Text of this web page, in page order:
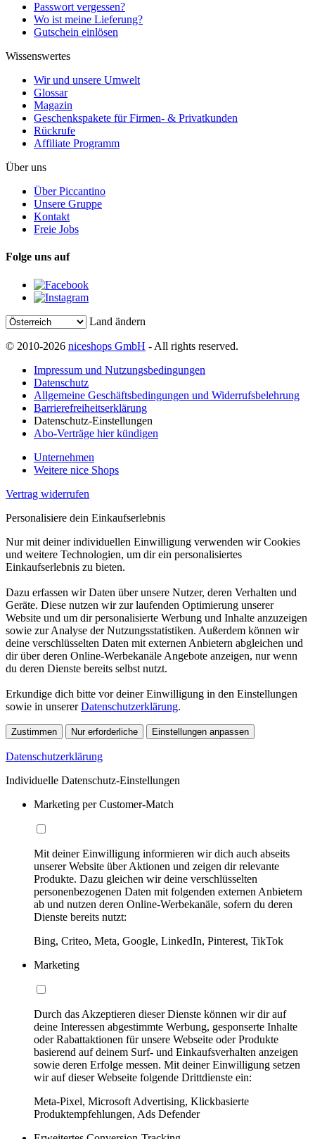
Passwort vergessen?
Wo ist meine Lieferung?
Gutschein einlösen
Wissenswertes
Wir und unsere Umwelt
Glossar
Magazin
Geschenkspakete für Firmen- & Privatkunden
Rückrufe
Affiliate Programm
Über uns
Über Piccantino
Unsere Gruppe
Kontakt
Freie Jobs
Folge uns auf
Land ändern
© 2010-2026 niceshops GmbH - All rights reserved.
Impressum und Nutzungsbedingungen
Datenschutz
Allgemeine Geschäftsbedingungen und Widerrufsbelehrung
Barrierefreiheitserklärung
Datenschutz-Einstellungen
Abo-Verträge hier kündigen
Unternehmen
Weitere nice Shops
Vertrag widerrufen
Personalisiere dein Einkaufserlebnis
Nur mit deiner individuellen Einwilligung verwenden wir Cookies
und weitere Technologien, um dir ein personalisiertes
Einkaufserlebnis zu bieten.
Dazu erfassen wir Daten über unsere Nutzer, deren Verhalten und
Geräte. Diese nutzen wir zur laufenden Optimierung unserer
Website und um dir personalisierte Werbung und Inhalte anzuzeigen
sowie zur Analyse der Nutzungsstatistiken. Außerdem können wir
deine verschlüsselten Daten mit externen Anbietern abgleichen und
dir über deren Online-Werbekanäle Angebote anzeigen, nur wenn
du deren Dienste bereits selbst nutzt.
Erkundige dich bitte vor deiner Einwilligung in den Einstellungen
sowie in unsererDatenschutzerklärung.
Zustimmen Nur erforderliche Einstellungen anpassen
Datenschutzerklärung
Individuelle Datenschutz-Einstellungen
Marketing per Customer-Match
Mit deiner Einwilligung informieren wir dich auch abseits
unserer Website über Aktionen und zeigen dir relevante
Produkte. Dazu gleichen wir deine verschlüsselten
personenbezogenen Daten mit folgenden externen Anbietern
ab und nutzen deren Online-Werbekanäle, sofern du deren
Dienste bereits nutzt:
Bing, Criteo, Meta, Google, LinkedIn, Pinterest, TikTok
Marketing
Durch das Akzeptieren dieser Dienste können wir dir auf
deine Interessen abgestimmte Werbung, gesponserte Inhalte
oder Rabattaktionen für unsere Webseite oder Produkte
basierend auf deinem Surf- und Einkaufsverhalten anzeigen
sowie deren Erfolge messen. Mit deiner Einwilligung setzen
wir auf dieser Webseite folgende Drittdienste ein:
Meta-Pixel, Microsoft Advertising, Klickbasierte
Produktempfehlungen, Ads Defender